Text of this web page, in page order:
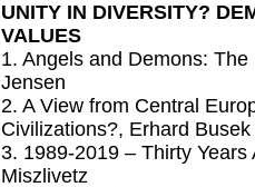
UNITY IN DIVERSITY?
VALUES
1. Angels and Demons:
Jensen
2. A View from Central
Civilizations?, Erhard Busek
3. 1989-2019 – Thirty
Miszlivetz